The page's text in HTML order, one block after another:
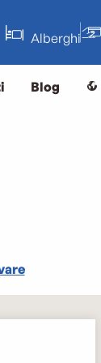
Alberghi
Blog